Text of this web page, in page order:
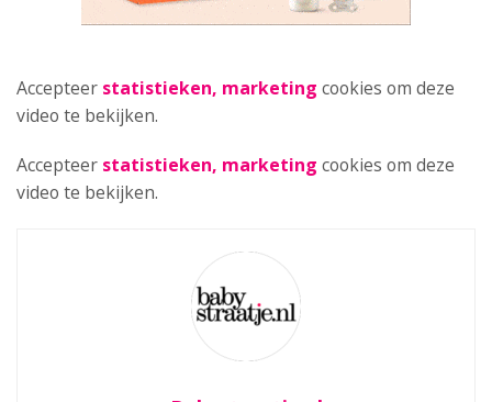
Accepteer statistieken, marketing cookies om deze
video te bekijken.
Accepteer statistieken, marketing cookies om deze
video te bekijken.